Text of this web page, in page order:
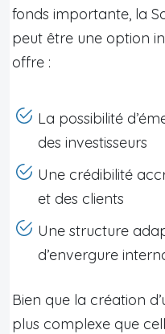
fonds importante, la
peut être une option
offre :
La possibilité
des investisseurs
Une crédibilité
et des clients
Une structure
d’envergure
Bien que la création
plus complexe que